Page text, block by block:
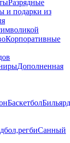
Разрядные
и подарки из
Корпоративные
Дополненная
БаскетболБильярд
Санный